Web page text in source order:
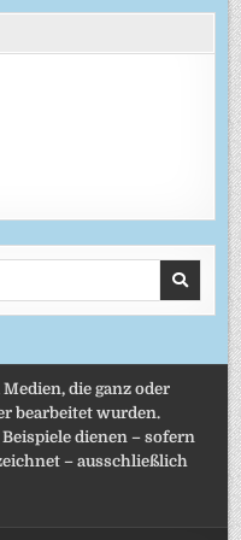
die ganz oder
bearbeitet wurden.
dienen – sofern
– ausschließlich